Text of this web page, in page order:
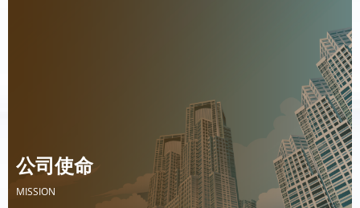
合作共赢
公司使命
MISSION